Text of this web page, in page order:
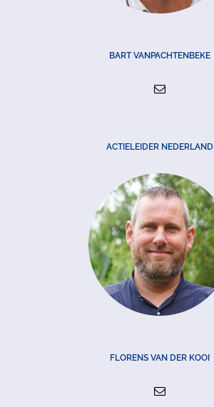
BART VANPACHTENBEKE
ACTIELEIDER NEDERLAND
FLORENS VAN DER KOOI